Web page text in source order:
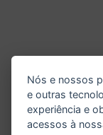
Nós e nossos
e outras
experiência e
acessos à